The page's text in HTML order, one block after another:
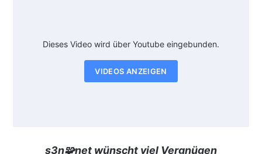
Dieses Video wird über Youtube eingebunden.
VIDEOS ANZEIGEN
s3n🧩net wünscht viel Vergnügen